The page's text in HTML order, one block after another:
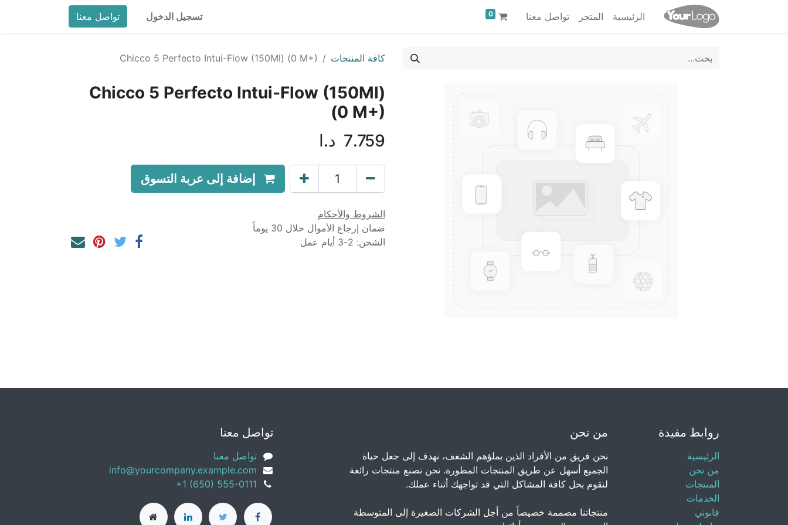
الرئيسية المتجر تواصل معنا 0 تسجيل الدخول تواصل معنا
كافة المنتجات Chicco 5 Perfecto Intui-Flow (150Ml) (0 M+)
Chicco 5 Perfecto Intui-Flow (150Ml)
(0 M+)
7.759 د.ا
إضافة إلى عربة التسوق
الشروط والأحكام
ضمان إرجاع الأموال خلال 30 يوماً
الشحن: 2-3 أيام عمل
روابط مفيدة
الرئيسية
من نحن
المنتجات
الخدمات
قانوني
من نحن
نحن فريق من الأفراد الذين يملؤهم الشغف، نهدف إلى جعل حياة
الجميع أسهل عن طريق المنتجات المطورة. نحن نصنع منتجات رائعة
لنقوم بحل كافة المشاكل التي قد تواجهك أثناء عملك.
منتجاتنا مصممة خصيصاً من أجل الشركات الصغيرة إلى المتوسطة
تواصل معنا
تواصل معنا
info@yourcompany.example.com
+1 (650) 555-0111